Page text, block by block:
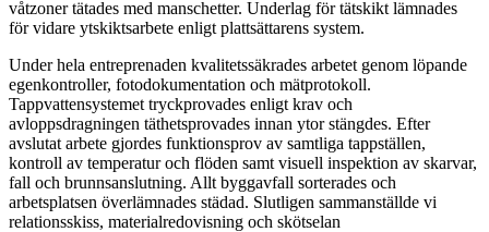
våtzoner tätades med manschetter. Underlag för tätskikt lämnades
för vidare ytskiktsarbete enligt plattsättarens system.
Under hela entreprenaden kvalitetssäkrades arbetet genom löpande
egenkontroller, fotodokumentation och mätprotokoll.
Tappvattensystemet tryckprovades enligt krav och
avloppsdragningen täthetsprovades innan ytor stängdes. Efter
avslutat arbete gjordes funktionsprov av samtliga tappställen,
kontroll av temperatur och flöden samt visuell inspektion av skarvar,
fall och brunnsanslutning. Allt byggavfall sorterades och
arbetsplatsen överlämnades städad. Slutligen sammanställde vi
relationsskiss, materialredovisning och skötselan